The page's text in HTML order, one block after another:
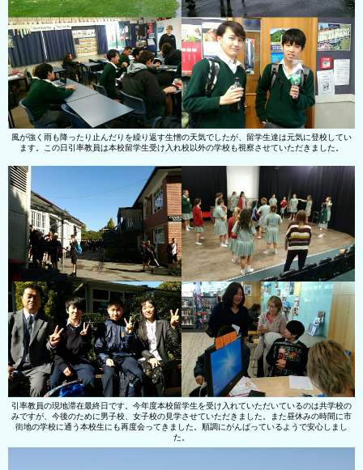
風が強く雨も降ったり止んだりを繰り返す生憎の天気でしたが、留学生達は元気に登校してい
ます。この日引率教員は本校留学生受け入れ校以外の学校も視察させていただきました。
引率教員の現地滞在最終日です。今年度本校留学生を受け入れていただいているのは共学校の
みですが、今後のために男子校、女子校の見学させていただきました。また昼休みの時間に市
街地の学校に通う本校生にも再度会ってきました。順調にがんばっているようで安心しまし
た。